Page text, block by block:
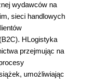
wydawców na
sieci handlowych
HLogistyka
przejmując na
umożliwiając